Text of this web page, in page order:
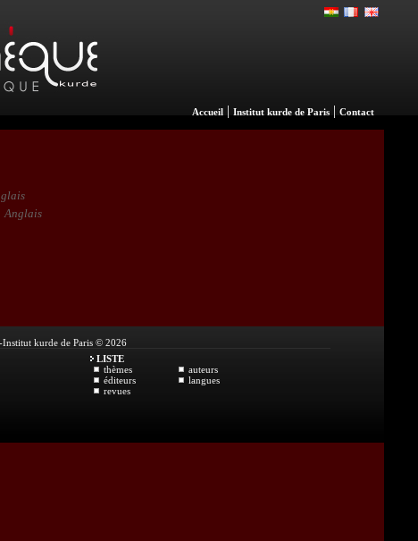
Accueil | Institut kurde de Paris | Contact
Anglais
Institut kurde de Paris © 2026
LISTE
thèmes
auteurs
éditeurs
langues
revues